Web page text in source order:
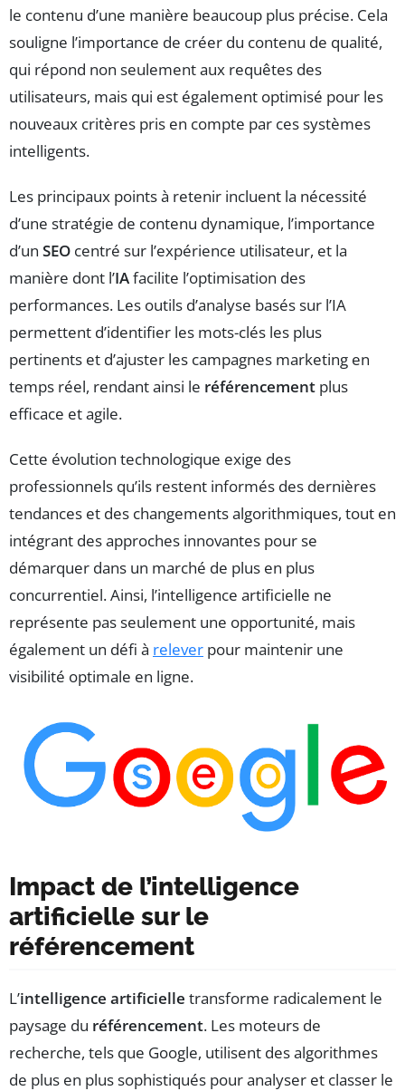
le contenu d’une manière beaucoup plus précise. Cela
souligne l’importance de créer du contenu de qualité,
qui répond non seulement aux requêtes des
utilisateurs, mais qui est également optimisé pour les
nouveaux critères pris en compte par ces systèmes
intelligents.
Les principaux points à retenir incluent la nécessité
d’une stratégie de contenu dynamique, l’importance
d’un SEO centré sur l’expérience utilisateur, et la
manière dont l’IAfacilite l’optimisation des
performances. Les outils d’analyse basés sur l’IA
permettent d’identifier les mots-clés les plus
pertinents et d’ajuster les campagnes marketing en
temps réel, rendant ainsi le référencement plus
efficace et agile.
Cette évolution technologique exige des
professionnels qu’ils restent informés des dernières
tendances et des changements algorithmiques, tout en
intégrant des approches innovantes pour se
démarquer dans un marché de plus en plus
concurrentiel. Ainsi, l’intelligence artificielle ne
représente pas seulement une opportunité, mais
également un défi à relever pour maintenir une
visibilité optimale en ligne.
Impact de l’intelligence
artificielle sur le
référencement
L’intelligence artificielle transforme radicalement le
paysage du référencement. Les moteurs de
recherche, tels que Google, utilisent des algorithmes
de plus en plus sophistiqués pour analyser et classer le